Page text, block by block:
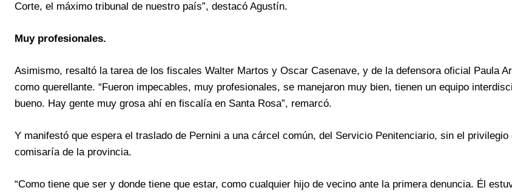
Corte, el máximo tribunal de nuestro país”, destacó Agustín.
Muy profesionales.
Asimismo, resaltó la tarea de los fiscales Walter Martos y Oscar Casenave, y de la defensora oficial Paula
como querellante. “Fueron impecables, muy profesionales, se manejaron muy bien, tienen un equipo
bueno. Hay gente muy grosa ahí en fiscalía en Santa Rosa”, remarcó.
Y manifestó que espera el traslado de Pernini a una cárcel común, del Servicio Penitenciario, sin el privilegio
comisaría de la provincia.
“Como tiene que ser y donde tiene que estar, como cualquier hijo de vecino ante la primera denuncia. Él